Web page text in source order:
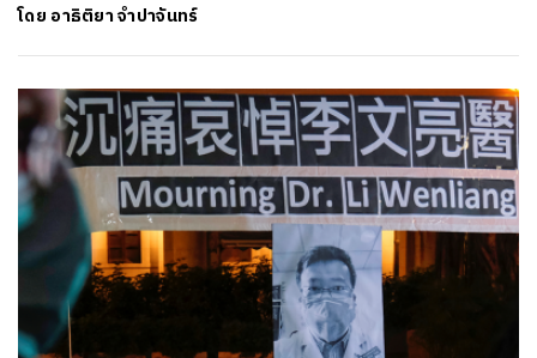
โดย อาธิติยา จำปาจันทร์